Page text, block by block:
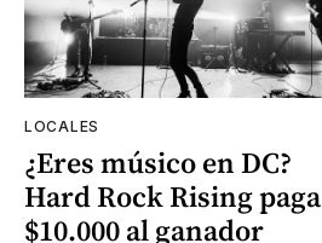
LOCALES
¿Eres músico en DC?
Hard Rock Rising paga
$10.000 al ganador